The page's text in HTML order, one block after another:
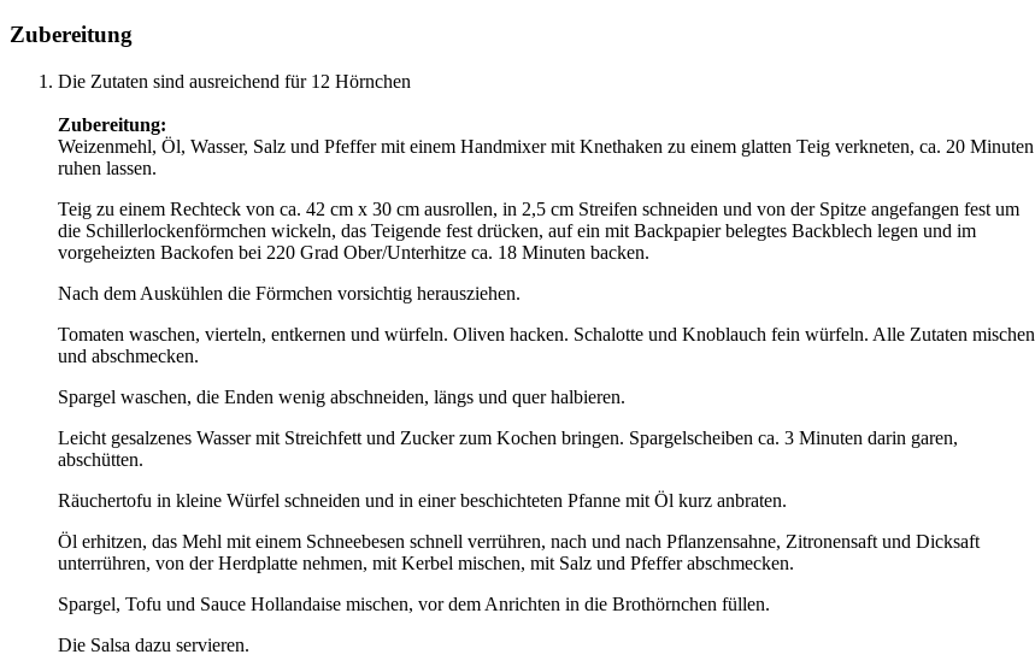
Zubereitung
Die Zutaten sind ausreichend für 12 Hörnchen
Zubereitung:
Weizenmehl, Öl, Wasser, Salz und Pfeffer mit einem Handmixer mit Knethaken zu einem glatten Teig verkneten, ca. 20 Minuten
ruhen lassen.
Teig zu einem Rechteck von ca. 42 cm x 30 cm ausrollen, in 2,5 cm Streifen schneiden und von der Spitze angefangen fest um
die Schillerlockenförmchen wickeln, das Teigende fest drücken, auf ein mit Backpapier belegtes Backblech legen und im
vorgeheizten Backofen bei 220 Grad Ober/Unterhitze ca. 18 Minuten backen.
Nach dem Auskühlen die Förmchen vorsichtig herausziehen.
Tomaten waschen, vierteln, entkernen und würfeln. Oliven hacken. Schalotte und Knoblauch fein würfeln. Alle Zutaten mischen
und abschmecken.
Spargel waschen, die Enden wenig abschneiden, längs und quer halbieren.
Leicht gesalzenes Wasser mit Streichfett und Zucker zum Kochen bringen. Spargelscheiben ca. 3 Minuten darin garen,
abschütten.
Räuchertofu in kleine Würfel schneiden und in einer beschichteten Pfanne mit Öl kurz anbraten.
Öl erhitzen, das Mehl mit einem Schneebesen schnell verrühren, nach und nach Pflanzensahne, Zitronensaft und Dicksaft
unterrühren, von der Herdplatte nehmen, mit Kerbel mischen, mit Salz und Pfeffer abschmecken.
Spargel, Tofu und Sauce Hollandaise mischen, vor dem Anrichten in die Brothörnchen füllen.
Die Salsa dazu servieren.